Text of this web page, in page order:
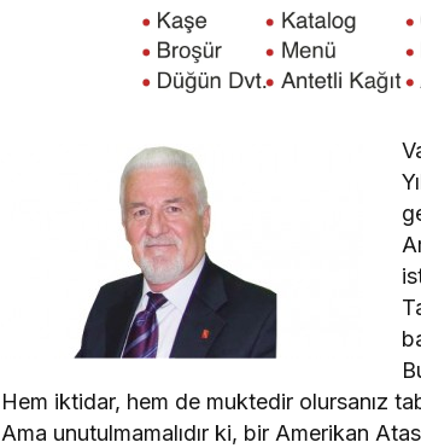
Hem iktidar, hem de muktedir olursanız
Ama unutulmamalıdır ki, bir Amerikan